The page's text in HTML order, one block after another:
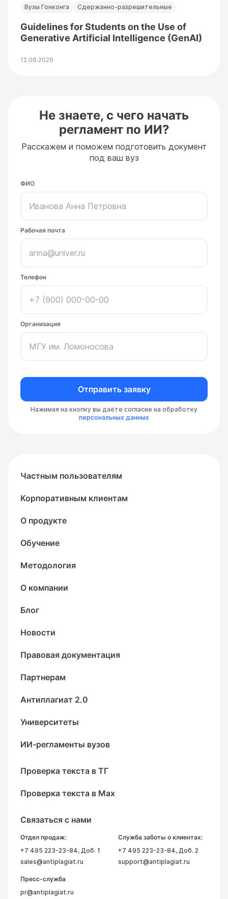
Вузы Гонконга Сдержанно-разрешительные
Guidelines for Students on the Use of
Generative Artificial Intelligence (GenAI)
12.06.2026
Не знаете, с чего начать
регламент по ИИ?
Расскажем и поможем подготовить документ
под ваш вуз
ФИО
Рабочая почта
Телефон
Организация
Отправить заявку
Нажимая на кнопку вы даёте согласие на обработку
персональных данных
Частным пользователям
Корпоративным клиентам
О продукте
Обучение
Методология
О компании
Блог
Новости
Правовая документация
Партнерам
Антиплагиат 2.0
Университеты
ИИ-регламенты вузов
Проверка текста в ТГ
Проверка текста в Max
Связаться с нами
Отдел продаж:
+7 495 223-23-84, Доб. 1
sales@antiplagiat.ru
Служба заботы о клиентах:
+7 495 223-23-84, Доб. 2
support@antiplagiat.ru
Пресс-служба
pr@antiplagiat.ru